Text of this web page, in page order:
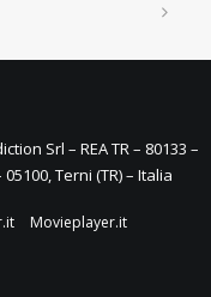
Srl – REA TR – 80133 –
Terni (TR) – Italia
Movieplayer.it